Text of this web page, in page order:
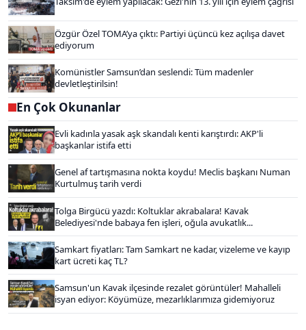
Özgür Özel TOMA’ya çıktı: Partiyi üçüncü kez açılışa davet
ediyorum
Komünistler Samsun’dan seslendi: Tüm madenler
devletleştirilsin!
En Çok Okunanlar
Evli kadınla yasak aşk skandalı kenti karıştırdı: AKP'li
başkanlar istifa etti
Genel af tartışmasına nokta koydu! Meclis başkanı Numan
Kurtulmuş tarih verdi
Tolga Birgücü yazdı: Koltuklar akrabalara! Kavak
Belediyesi'nde babaya fen işleri, oğula avukatlık...
Samkart fiyatları: Tam Samkart ne kadar, vizeleme ve kayıp
kart ücreti kaç TL?
Samsun'un Kavak ilçesinde rezalet görüntüler! Mahalleli
isyan ediyor: Köyümüze, mezarlıklarımıza gidemiyoruz